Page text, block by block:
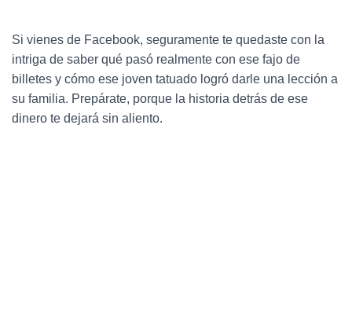
N
Si vienes de Facebook, seguramente te quedaste con la
intriga de saber qué pasó realmente con ese fajo de
billetes y cómo ese joven tatuado logró darle una lección a
su familia. Prepárate, porque la historia detrás de ese
dinero te dejará sin aliento.